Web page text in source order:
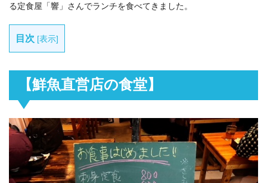
る定食屋「響」さんでランチを食べてきました。
目次 [表示]
【鮮魚直営店の食堂】